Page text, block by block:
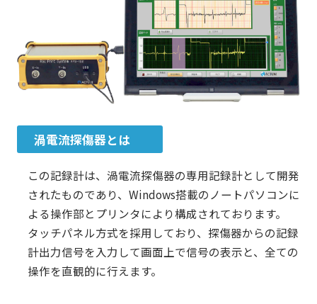
渦電流探傷器とは
この記録計は、渦電流探傷器の専用記録計として開発
されたものであり、Windows搭載のノートパソコンに
よる操作部とプリンタにより構成されております。
タッチパネル方式を採用しており、探傷器からの記録
計出力信号を入力して画面上で信号の表示と、全ての
操作を直観的に行えます。